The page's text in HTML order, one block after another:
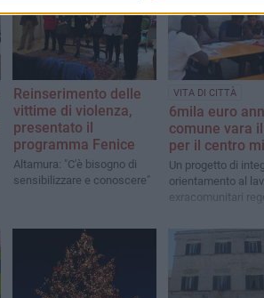
Reinserimento delle
vittime di violenza,
presentato il
programma Fenice
Altamura: "C'è bisogno di
sensibilizzare e conoscere"
VITA DI CITTÀ
6mila euro
comune vara
per il centro
Un progetto di
orientamento al
exracomunitari